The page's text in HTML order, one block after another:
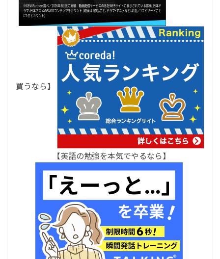
買うなら】
【英語の勉強を本気でやるなら】